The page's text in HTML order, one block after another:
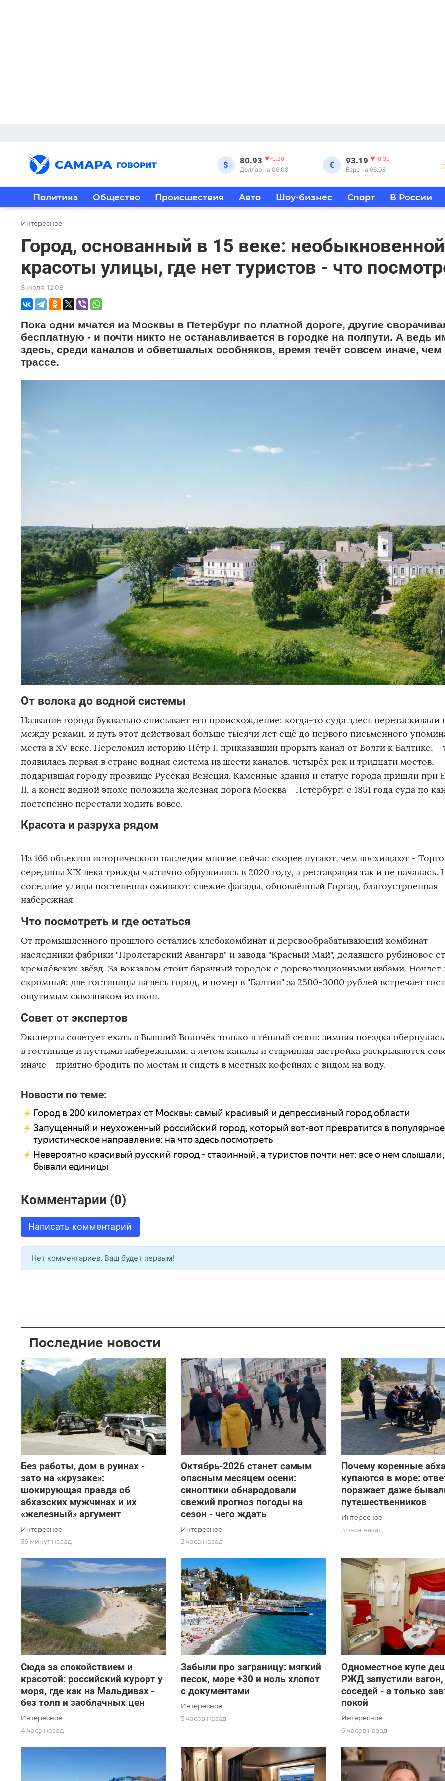
$ 80.93 ▼-0.20
Доллар на 06.08 € 93.19 ▼-0.39
Евро на 06.08
Политика Общество Происшествия Авто Шоу-бизнес Спорт В России
Интересное
Город, основанный в 15 веке: необыкновенной
красоты улицы, где нет туристов - что
8 июля, 12:08
Пока одни мчатся из Москвы в Петербург по платной дороге, другие
бесплатную - и почти никто не останавливается в городке на полпути. А ведь
здесь, среди каналов и обветшалых особняков, время течёт совсем иначе, чем
трассе.
От волока до водной системы
Название города буквально описывает его происхождение: когда-то суда здесь перетаскивали
между реками, и путь этот действовал больше тысячи лет ещё до первого письменного
места в XV веке. Переломил историю Пётр I, приказавший прорыть канал от Волги к Балтике, -
появилась первая в стране водная система из шести каналов, четырёх рек и тридцати мостов,
подарившая городу прозвище Русская Венеция. Каменные здания и статус города пришли при
II, а конец водной эпохе положила железная дорога Москва - Петербург: с 1851 года суда по
постепенно перестали ходить вовсе.
Красота и разруха рядом
Из 166 объектов исторического наследия многие сейчас скорее пугают, чем восхищают -
середины XIX века трижды частично обрушились в 2020 году, а реставрация так и не началась.
соседние улицы постепенно оживают: свежие фасады, обновлённый Горсад, благоустроенная
набережная.
Что посмотреть и где остаться
От промышленного прошлого остались хлебокомбинат и деревообрабатывающий комбинат -
наследники фабрики "Пролетарский Авангард" и завода "Красный Май", делавшего рубиновое
кремлёвских звёзд. За вокзалом стоит барачный городок с дореволюционными избами. Ночлег
скромный: две гостиницы на весь город, и номер в "Балтии" за 2500-3000 рублей встречает
ощутимым сквозняком из окон.
Совет от экспертов
Эксперты советует ехать в Вышний Волочёк только в тёплый сезон: зимняя поездка
в гостинице и пустыми набережными, а летом каналы и старинная застройка раскрываются
иначе - приятно бродить по мостам и сидеть в местных кофейнях с видом на воду.
Новости по теме:
Город в 200 километрах от Москвы: самый красивый и депрессивный город области
Запущенный и неухоженный российский город, который вот-вот превратится в популярное
туристическое направление: на что здесь посмотреть
Невероятно красивый русский город - старинный, а туристов почти нет: все о нем
бывали единицы
Комментарии (0)
Написать комментарий
Нет комментариев. Ваш будет первым!
Последние новости
Без работы, дом в руинах -
зато на «крузаке»:
шокирующая правда об
абхазских мужчинах и их
«железный» аргумент
Интересное
36 минут назад
Октябрь-2026 станет самым
опасным месяцем осени:
синоптики обнародовали
свежий прогноз погоды на
сезон - чего ждать
Интересное
2 часа назад
Почему коренные
купаются в море:
поражает даже
путешественников
Интересное
3 часа назад
Сюда за спокойствием и
красотой: российский курорт у
моря, где как на Мальдивах -
без толп и заоблачных цен
Интересное
4 часа назад
Забыли про заграницу: мягкий
песок, море +30 и ноль хлопот
с документами
Интересное
5 часов назад
Одноместное купе
РЖД запустили вагон,
соседей - а только
покой
Интересное
6 часов назад